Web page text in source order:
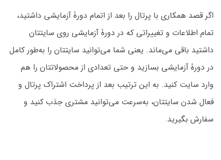
اگر قصد همکاری با پرتال را بعد از اتمام دورۀ آزمایشی داشتید،
تمام اطلاعات و تغییراتی که در دورۀ آزمایشی روی سایتتان
داشتید باقی می‌ماند. یعنی شما می‌توانید سایتتان را به‌طور کامل
در دورۀ آزمایشی بسازید و حتی تعدادی از محصولاتتان را هم
وارد سایت کنید. به این ترتیب بعد از پرداخت اشتراک پرتال و
فعال شدن سایتتان، به‌سرعت می‌توانید مشتری جذب کنید و
سفارش بگیرید.